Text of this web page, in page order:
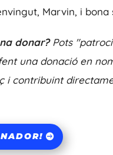
Marvin, i
donar?Pots
una donació en
i contribuint